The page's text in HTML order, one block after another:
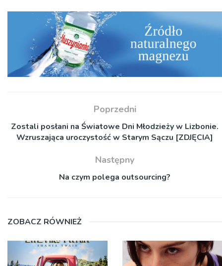
Poprzedni
Zostali posłani na Światowe Dni Młodzieży w Lizbonie.
Wzruszająca uroczystość w Starym Sączu [ZDJĘCIA]
Następny
Na czym polega outsourcing?
ZOBACZ RÓWNIEŻ